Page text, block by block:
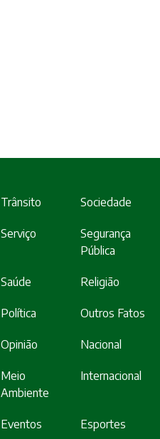
Trânsito Sociedade
Serviço
Segurança
Pública
Saúde Religião
Política Outros Fatos
Opinião Nacional
Meio
Ambiente
Internacional
Eventos Esportes